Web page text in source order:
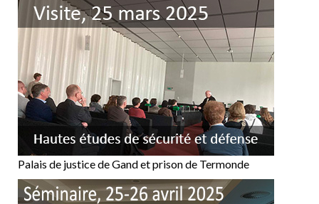
Palais de justice de Gand et prison de Termonde